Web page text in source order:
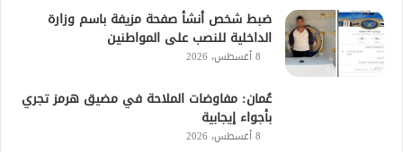
ضبط شخص أنشأ صفحة مزيفة باسم وزارة
الداخلية للنصب على المواطنين
8 أغسطس، 2026
عُمان: مفاوضات الملاحة في مضيق هرمز تجري
بأجواء إيجابية
8 أغسطس، 2026